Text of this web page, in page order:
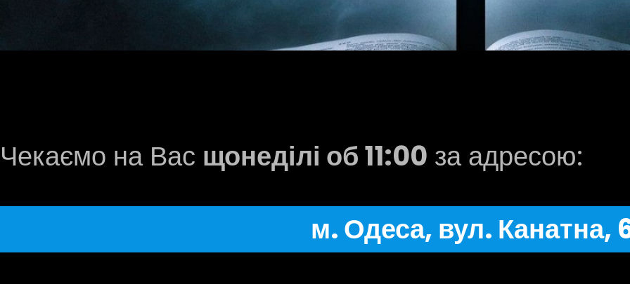
Чекаємо на Вас щонеділі об 11:00 за адресою:
м. Одеса, вул. Канатна,